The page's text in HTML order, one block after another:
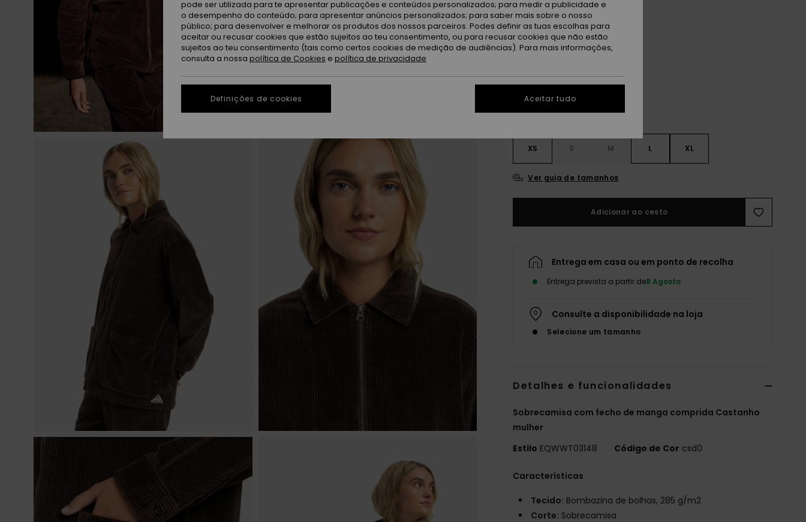
DUPLA PROMO 25% EXTRA
CorChocolate Brown
XS S M L XL
Ver guia de tamanhos
Adicionar ao cesto
Entrega em casa ou em ponto de recolha
Entrega prevista a partir de8 Agosto
Consulte a disponibilidade na loja
Selecione um tamanho
Detalhes e funcionalidades
Sobrecamisa com fecho de manga comprida Castanho
mulher
Estilo EQWWT03148 Código de Cor csd0
Características
Tecido: Bombazina de bolhas, 285 g/m2
Corte: Sobrecamisa
pode ser utilizada para te apresentar publicações e conteúdos personalizados; para medir a publicidade e
o desempenho do conteúdo; para apresentar anúncios personalizados; para saber mais sobre o nosso
público; para desenvolver e melhorar os produtos dos nossos parceiros. Podes definir as tuas escolhas para
aceitar ou recusar cookies que estão sujeitos ao teu consentimento, ou para recusar cookies que não estão
sujeitos ao teu consentimento (tais como certos cookies de medição de audiências). Para mais informações,
consulta a nossa política de Cookies e política de privacidade
Definições de cookies Aceitar tudo